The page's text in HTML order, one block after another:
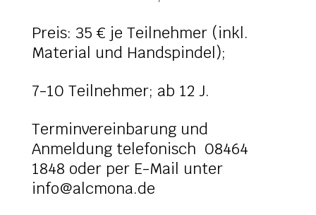
Preis: 35 € je Teilnehmer (inkl.
Material und Handspindel);
7-10 Teilnehmer; ab 12 J.
Terminvereinbarung und
Anmeldung telefonisch 08464
1848 oder per E-Mail unter
info@alcmona.de